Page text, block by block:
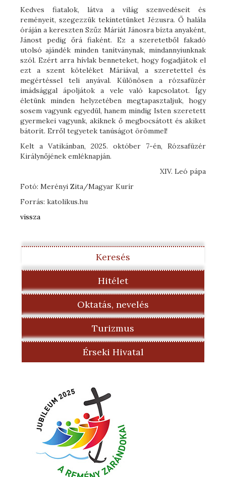
Kedves fiatalok, látva a világ szenvedéseit és
reményeit, szegezzük tekintetünket Jézusra. Ő halála
óráján a kereszten Szűz Máriát Jánosra bízta anyaként,
Jánost pedig őrá fiaként. Ez a szeretetből fakadó
utolsó ajándék minden tanítványnak, mindannyiunknak
szól. Ezért arra hívlak benneteket, hogy fogadjátok el
ezt a szent köteléket Máriával, a szeretettel és
megértéssel teli anyával. Különösen a rózsafüzér
imádsággal ápoljátok a vele való kapcsolatot. Így
életünk minden helyzetében megtapasztaljuk, hogy
sosem vagyunk egyedül, hanem mindig Isten szeretett
gyermekei vagyunk, akiknek ő megbocsátott és akiket
bátorít. Erről tegyetek tanúságot örömmel!
Kelt a Vatikánban, 2025. október 7-én, Rózsafüzér
Királynőjének emléknapján.
XIV. Leó pápa
Fotó: Merényi Zita/Magyar Kurír
Forrás: katolikus.hu
vissza
Keresés
Hitélet
Oktatás, nevelés
Turizmus
Érseki Hivatal